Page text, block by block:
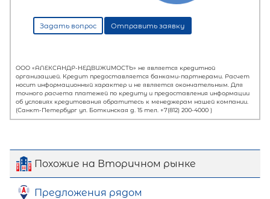
Похожие на Вторичном рынке
Предложения рядом